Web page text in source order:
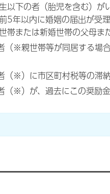
以下の者（胎児を含む）が
5年以内に婚姻の届出が受
帯または新婚世帯の父母
（※親世帯等が同居する場
（※）に市区町村税等の滞納
（※）が、過去にこの奨励